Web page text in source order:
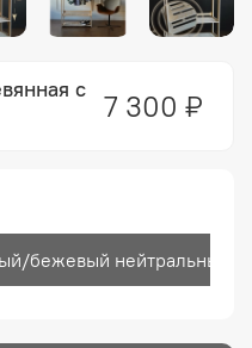
с
7 300 ₽
бежевый нейтральный